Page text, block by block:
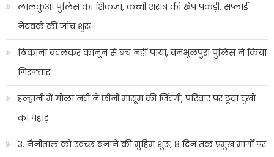
लालकुआं पुलिस का शिकंजा, कच्ची शराब की खेप पकड़ी, सप्लाई
नेटवर्क की जांच शुरू
ठिकाना बदलकर कानून से बच नहीं पाया, बनभूलपुरा पुलिस ने किया
गिरफ्तार
हल्द्वानी में गोला नदी ने छीनी मासूम की जिंदगी, परिवार पर टूटा दुखों
का पहाड़
3. नैनीताल को स्वच्छ बनाने की मुहिम शुरू, 8 दिन तक प्रमुख मार्गों पर